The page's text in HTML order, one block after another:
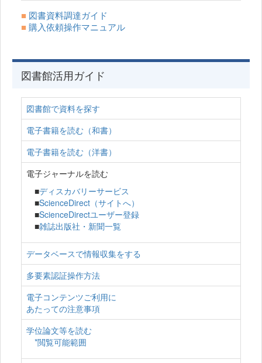
■ 図書資料調達ガイド
■購入依頼操作マニュアル
図書館活用ガイド
図書館で資料を探す
電子書籍を読む（和書）
電子書籍を読む（洋書）
電子ジャーナルを読む
■ディスカバリーサービス
■ScienceDirect（サイトへ）
■ScienceDirectユーザー登録
■雑誌出版社・新聞一覧
データベースで情報収集をする
多要素認証操作方法
電子コンテンツご利用に
あたっての注意事項
学位論文等を読む
*閲覧可能範囲